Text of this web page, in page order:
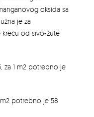
oksida sa
je za
od sivo-žute
za 1 m2 potrebno je
m2 potrebno je 58